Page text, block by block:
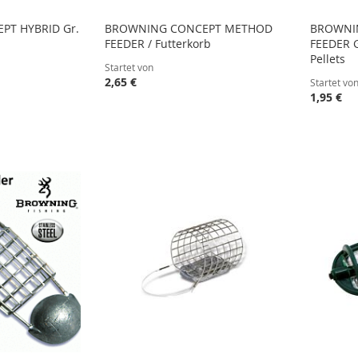
HYBRID Gr.
BROWNING CONCEPT METHOD
FEEDER / Futterkorb
Startet von
2,65 €
Pellets
Startet von
1,95 €